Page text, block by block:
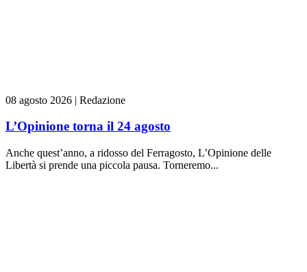
08 agosto 2026 | Redazione
L’Opinione torna il 24 agosto
Anche quest’anno, a ridosso del Ferragosto, L’Opinione delle
Libertà si prende una piccola pausa. Torneremo...